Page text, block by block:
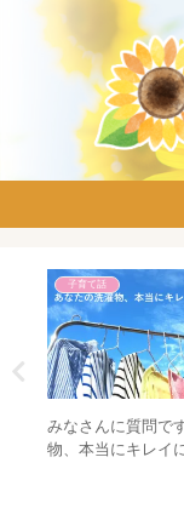
子育て話
みなさんに質問で
物、本当にキレイ